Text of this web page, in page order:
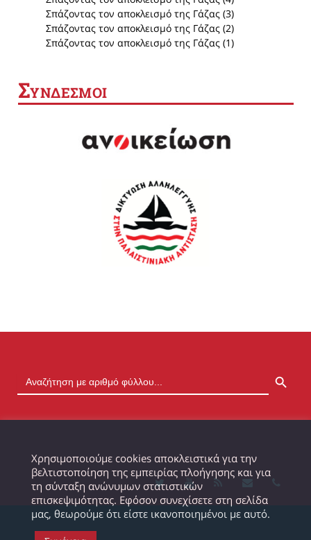
Σπάζοντας τον αποκλεισμό της Γάζας (3)
Σπάζοντας τον αποκλεισμό της Γάζας (2)
Σπάζοντας τον αποκλεισμό της Γάζας (1)
ΣΥΝΔΕΣΜΟΙ
Χρησιμοποιούμε cookies αποκλειστικά για την
βελτιστοποίηση της εμπειρίας πλοήγησης και για
τη σύνταξη ανώνυμων στατιστικών
επισκεψιμότητας. Εφόσον συνεχίσετε στη σελίδα
μας, θεωρούμε ότι είστε ικανοποιημένοι με αυτό.